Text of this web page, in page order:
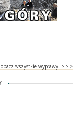
wszystkie wyprawy > > >